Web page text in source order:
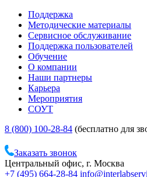
Поддержка
Методические материалы
Сервисное обслуживание
Поддержка пользователей
Обучение
О компании
Наши партнеры
Карьера
Мероприятия
СОУТ
8 (800) 100-28-84 (бесплатно для
Заказать звонок
Центральный офис, г. Москва
+7 (495) 664-28-84